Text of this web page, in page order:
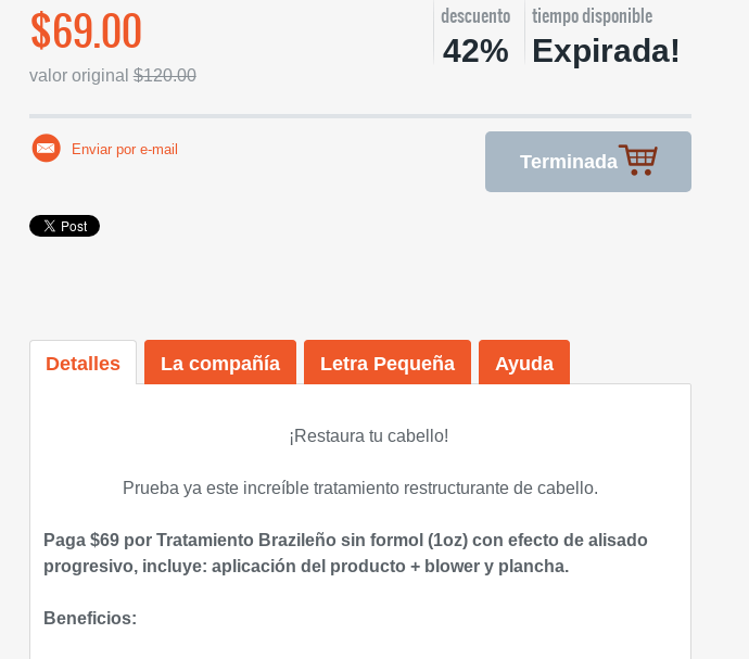
$69.00
valor original$120.00
descuento
42%
tiempo disponible
Expirada!
Terminada
Enviar por e-mail
Detalles La compañía Letra Pequeña Ayuda
¡Restaura tu cabello!
Prueba ya este increíble tratamiento restructurante de cabello.
Paga $69 por Tratamiento Brazileño sin formol (1oz) con efecto de alisado
progresivo, incluye: aplicación del producto + blower y plancha.
Beneficios: